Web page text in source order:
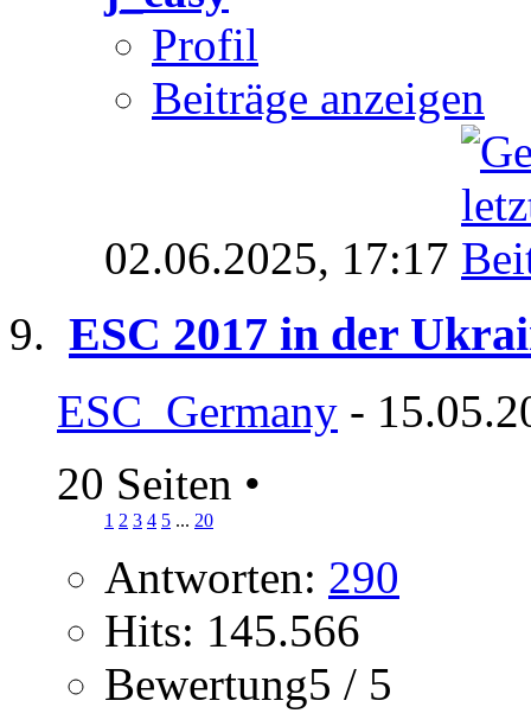
Profil
Beiträge anzeigen
02.06.2025, 17:17
ESC 2017 in der
ESC_Germany -
20 Seiten •
1 2 3 4 5 ... 20
Antworten: 290
Hits: 145.566
Bewertung5 / 5